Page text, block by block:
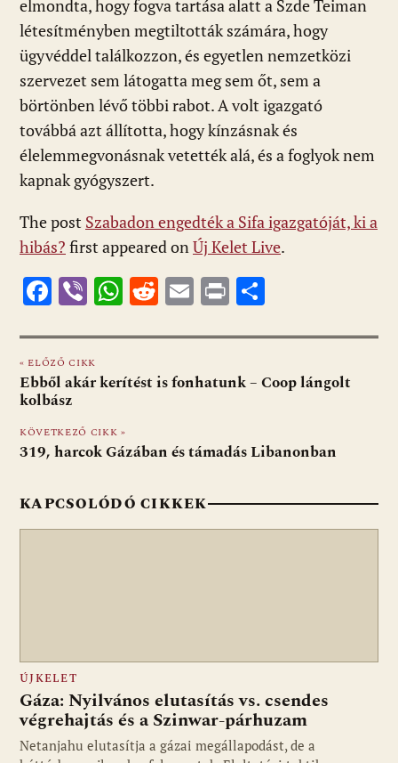
elmondta, hogy fogva tartása alatt a Szde Teiman
létesítményben megtiltották számára, hogy
ügyvéddel találkozzon, és egyetlen nemzetközi
szervezet sem látogatta meg sem őt, sem a
börtönben lévő többi rabot. A volt igazgató
továbbá azt állította, hogy kínzásnak és
élelemmegvonásnak vetették alá, és a foglyok nem
kapnak gyógyszert.
The post Szabadon engedték a Sifa igazgatóját, ki a
hibás? first appeared onÚj Kelet Live.
F
e
b
o
o
k
Vi
er
W
at
s
p
p
R
d
di
E
ai
l
Pr
t za
m
« ELŐZŐ CIKK
Ebből akár kerítést is fonhatunk – Coop lángolt
kolbász
KÖVETKEZŐ CIKK »
319, harcok Gázában és támadás Libanonban
KAPCSOLÓDÓ CIKKEK
ÚJKELET
Gáza: Nyilvános elutasítás vs. csendes
végrehajtás és a Szinwar-párhuzam
Netanjahu elutasítja a gázai megállapodást, de a